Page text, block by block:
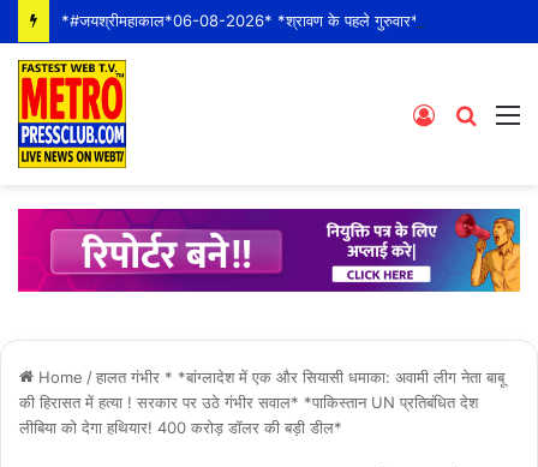
Search
Log
Home /हालत गंभीर * *बांग्लादेश में एक और सियासी धमाका: अवामी लीग नेता बाबू
की हिरासत में हत्या ! सरकार पर उठे गंभीर सवाल* *पाकिस्तान UN प्रतिबंधित देश
लीबिया को देगा हथियार! 400 करोड़ डॉलर की बड़ी डील*